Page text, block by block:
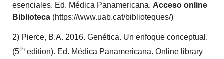
esenciales. Ed. Médica Panamericana. Acceso online
Biblioteca (https://www.uab.cat/biblioteques/)
2) Pierce, B.A. 2016. Genética. Un enfoque conceptual.
(5th edition). Ed. Médica Panamericana. Online library